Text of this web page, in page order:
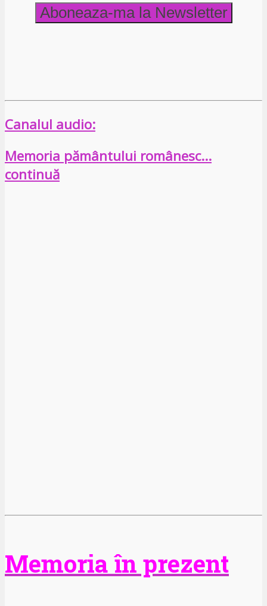
Canalul audio:
Memoria pământului românesc…
continuă
Memoria în prezent